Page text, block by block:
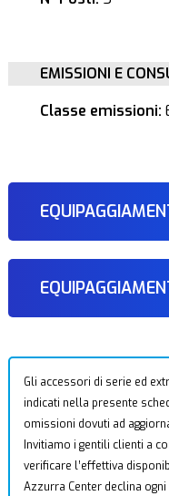
EMISSIONI E
Classe emissioni:
Gli accessori di serie ed
indicati nella presente
omissioni dovuti ad
Invitiamo i gentili clienti a
verificare l’effettiva
Azzurra Center declina